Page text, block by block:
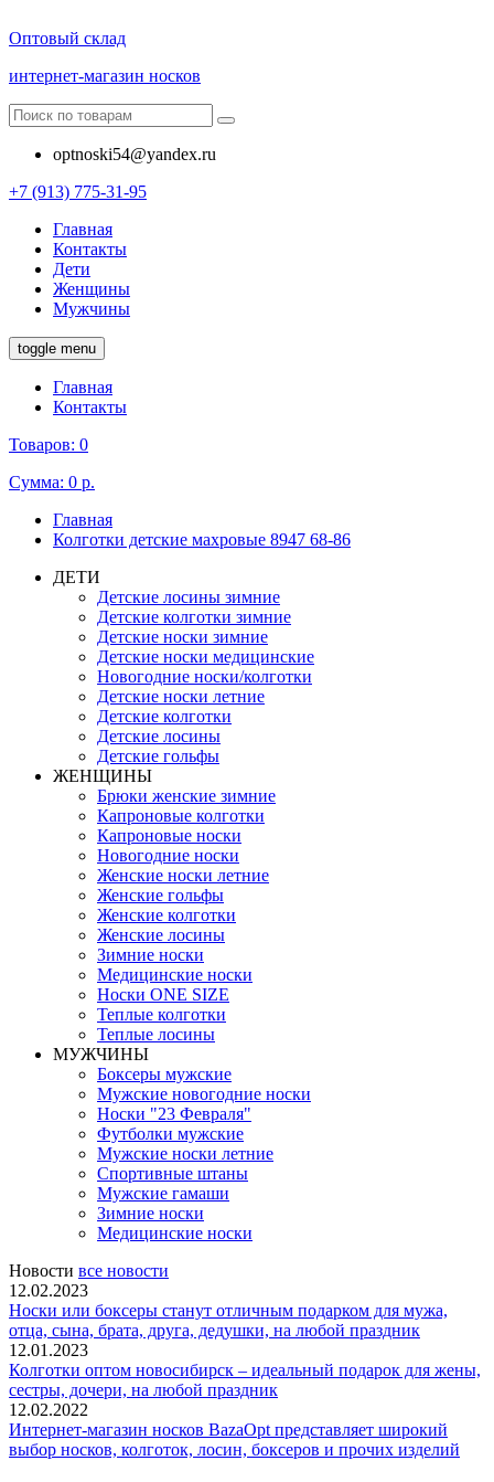
Оптовый склад
интернет-магазин носков
optnoski54@yandex.ru
+7 (913) 775-31-95
Главная
Контакты
Дети
Женщины
Мужчины
toggle menu
Главная
Контакты
Товаров: 0
Сумма: 0 р.
Главная
Колготки детские махровые 8947 68-86
ДЕТИ
Детские лосины зимние
Детские колготки зимние
Детские носки зимние
Детские носки медицинские
Новогодние носки/колготки
Детские носки летние
Детские колготки
Детские лосины
Детские гольфы
ЖЕНЩИНЫ
Брюки женские зимние
Капроновые колготки
Капроновые носки
Новогодние носки
Женские носки летние
Женские гольфы
Женские колготки
Женские лосины
Зимние носки
Медицинские носки
Носки ONE SIZE
Теплые колготки
Теплые лосины
МУЖЧИНЫ
Боксеры мужские
Мужские новогодние носки
Носки "23 Февраля"
Футболки мужские
Мужские носки летние
Спортивные штаны
Мужские гамаши
Зимние носки
Медицинские носки
Новости все новости
12.02.2023
Носки или боксеры станут отличным подарком для мужа,
отца, сына, брата, друга, дедушки, на любой праздник
12.01.2023
Колготки оптом новосибирск – идеальный подарок для жены,
сестры, дочери, на любой праздник
12.02.2022
Интернет-магазин носков BazaOpt представляет широкий
выбор носков, колготок, лосин, боксеров и прочих изделий